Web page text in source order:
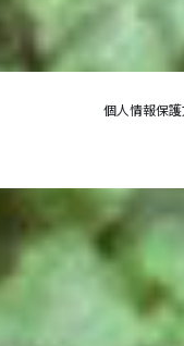
個人情報保